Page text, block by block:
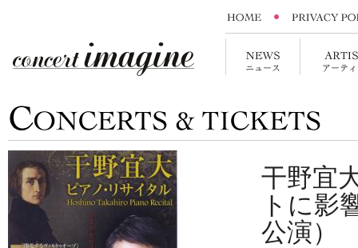
干野宜
トに影
公演）